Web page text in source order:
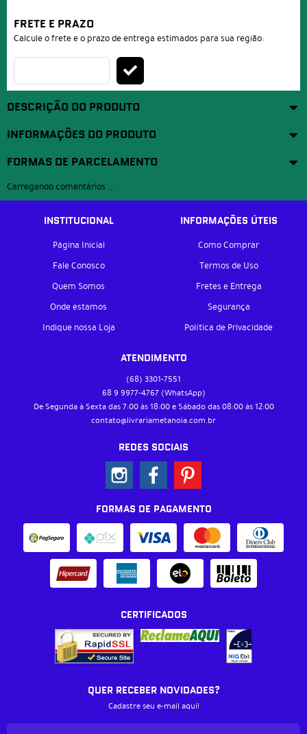
FRETE E PRAZO
Calcule o frete e o prazo de entrega estimados para sua região:
DESCRIÇÃO DO PRODUTO
INFORMAÇÕES DO PRODUTO
FORMAS DE PARCELAMENTO
Carregando comentários ...
INSTITUCIONAL
Página Inicial
Fale Conosco
Quem Somos
Onde estamos
Indique nossa Loja
INFORMAÇÕES ÚTEIS
Como Comprar
Termos de Uso
Fretes e Entrega
Segurança
Política de Privacidade
ATENDIMENTO
(68) 3301-7551
68 9 9977-4767 (WhatsApp)
De Segunda à Sexta das 7:00 às 18:00 e Sábado das 08:00 às 12:00
contato@livrariametanoia.com.br
REDES SOCIAIS
FORMAS DE PAGAMENTO
CERTIFICADOS
QUER RECEBER NOVIDADES?
Cadastre seu e-mail aqui!